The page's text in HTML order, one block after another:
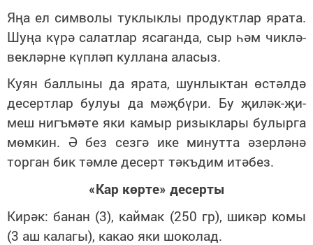
Яңа ел сим­во­лы тук­лык­лы про­дукт­лар яра­та.
Шу­ңа кү­рә са­лат­лар яса­ган­да, сыр һәм чик­лә­
век­ләр­не күп­ләп кул­ла­на ала­сыз.
Ку­ян бал­лы­ны да яра­та, шун­лык­тан өс­тәл­дә
де­серт­лар бу­луы да мәҗ­бү­ри. Бу җи­ләк-җи­
меш нигъ­мә­те яки ка­мыр ри­зык­ла­ры бу­лыр­га
мөм­кин. Ә без сез­гә ике ми­нут­та әзер­лә­нә
тор­ган бик тәм­ле де­серт тәкъ­дим итә­без.
«Кар көр­те» де­сер­ты
Ки­рәк: ба­нан (3), кай­мак (250 гр), ши­кәр ко­мы
(3 аш ка­ла­гы), ка­као яки шо­ко­лад.